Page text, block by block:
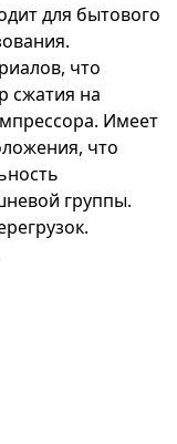
для бытового
что
сжатия на
Имеет
что
группы.